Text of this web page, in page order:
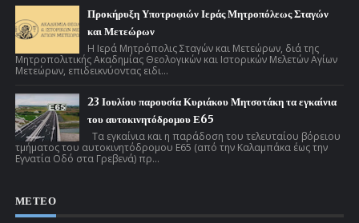
Προκήρυξη Υποτροφιών Ιεράς Μητροπόλεως Σταγών
και Μετεώρων
Η Ιερά Μητρόπολις Σταγών και Μετεώρων, διά της
Μητροπολιτικής Ακαδημίας Θεολογικών και Ιστορικών Μελετών Αγίων
Μετεώρων, επιδεικνύοντας ειδι...
23 Ιουλίου παρουσία Κυριάκου Μητσοτάκη τα εγκαίνια
του αυτοκινητόδρομου Ε65
Τα εγκαίνια και η παράδοση του τελευταίου βόρειου
τμήματος του αυτοκινητόδρομου Ε65 (από την Καλαμπάκα έως την
Εγνατία Οδό στα Γρεβενά) πρ...
ΜΕΤΕΟ